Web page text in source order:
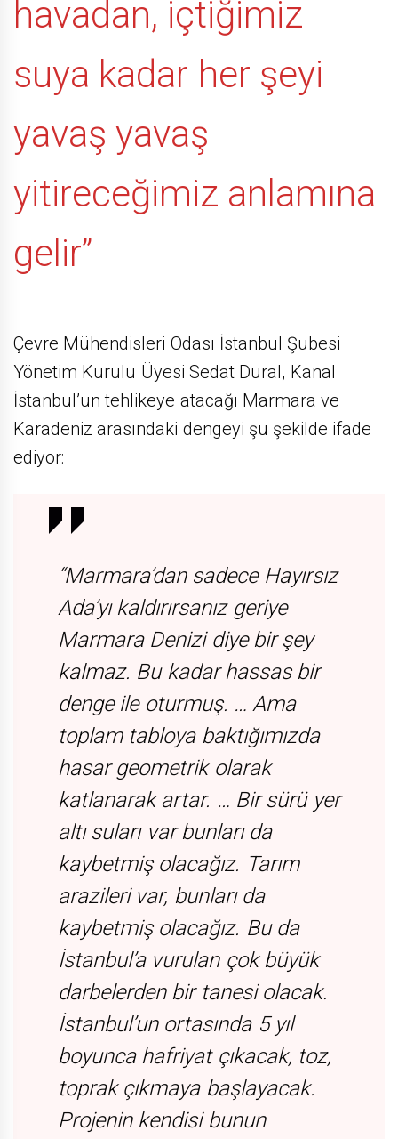
havadan, içtiğimiz
suya kadar her şeyi
yavaş yavaş
yitireceğimiz anlamına
gelir”
Çevre Mühendisleri Odası İstanbul Şubesi
Yönetim Kurulu Üyesi Sedat Dural, Kanal
İstanbul’un tehlikeye atacağı Marmara ve
Karadeniz arasındaki dengeyi şu şekilde ifade
ediyor:
“Marmara’dan sadece Hayırsız
Ada’yı kaldırırsanız geriye
Marmara Denizi diye bir şey
kalmaz. Bu kadar hassas bir
denge ile oturmuş. … Ama
toplam tabloya baktığımızda
hasar geometrik olarak
katlanarak artar. … Bir sürü yer
altı suları var bunları da
kaybetmiş olacağız. Tarım
arazileri var, bunları da
kaybetmiş olacağız. Bu da
İstanbul’a vurulan çok büyük
darbelerden bir tanesi olacak.
İstanbul’un ortasında 5 yıl
boyunca hafriyat çıkacak, toz,
toprak çıkmaya başlayacak.
Projenin kendisi bunun